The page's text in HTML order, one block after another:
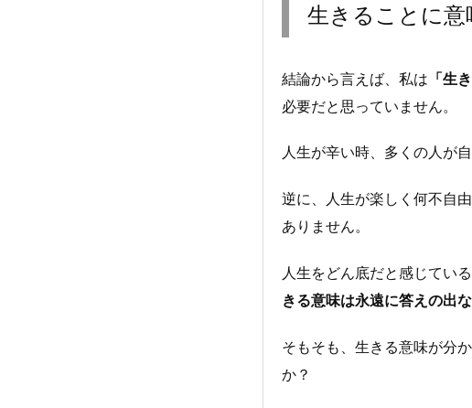
生きることに意
結論から言えば、私は 「生
必要だと思っていません。
人生が辛い時、多くの人が
逆に、人生が楽しく何不自
ありません。
人生をどん底だと感じてい
きる意味は永遠に答えの出
そもそも、生きる意味が分
か？